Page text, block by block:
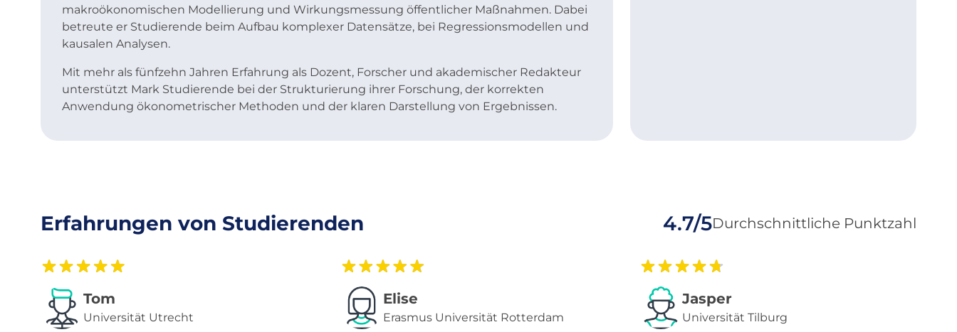
makroökonomischen Modellierung und Wirkungsmessung öffentlicher Maßnahmen. Dabei
betreute er Studierende beim Aufbau komplexer Datensätze, bei Regressionsmodellen und
kausalen Analysen.
Mit mehr als fünfzehn Jahren Erfahrung als Dozent, Forscher und akademischer Redakteur
unterstützt Mark Studierende bei der Strukturierung ihrer Forschung, der korrekten
Anwendung ökonometrischer Methoden und der klaren Darstellung von Ergebnissen.
Erfahrungen von Studierenden 4.7/5Durchschnittliche Punktzahl
Tom
Universität Utrecht
Elise
Erasmus Universität Rotterdam
Jasper
Universität Tilburg